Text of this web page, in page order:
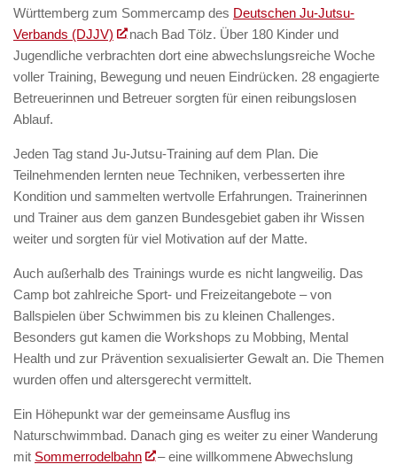
Württemberg zum Sommercamp des Deutschen Ju-Jutsu-
Verbands (DJJV)
nach Bad Tölz. Über 180 Kinder und
Jugendliche verbrachten dort eine abwechslungsreiche Woche
voller Training, Bewegung und neuen Eindrücken. 28 engagierte
Betreuerinnen und Betreuer sorgten für einen reibungslosen
Ablauf.
Jeden Tag stand Ju-Jutsu-Training auf dem Plan. Die
Teilnehmenden lernten neue Techniken, verbesserten ihre
Kondition und sammelten wertvolle Erfahrungen. Trainerinnen
und Trainer aus dem ganzen Bundesgebiet gaben ihr Wissen
weiter und sorgten für viel Motivation auf der Matte.
Auch außerhalb des Trainings wurde es nicht langweilig. Das
Camp bot zahlreiche Sport- und Freizeitangebote – von
Ballspielen über Schwimmen bis zu kleinen Challenges.
Besonders gut kamen die Workshops zu Mobbing, Mental
Health und zur Prävention sexualisierter Gewalt an. Die Themen
wurden offen und altersgerecht vermittelt.
Ein Höhepunkt war der gemeinsame Ausflug ins
Naturschwimmbad. Danach ging es weiter zu einer Wanderung
mit Sommerrodelbahn
– eine willkommene Abwechslung